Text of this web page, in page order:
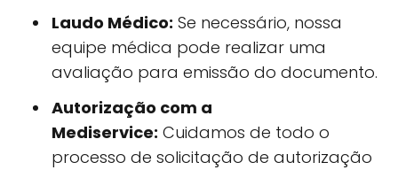
Laudo Médico: Se necessário, nossa
equipe médica pode realizar uma
avaliação para emissão do documento.
Autorização com a
Mediservice: Cuidamos de todo o
processo de solicitação de autorização